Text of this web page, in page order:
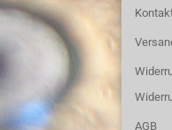
AGB